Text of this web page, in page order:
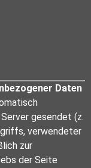
Daten
gesendet (z.
verwendeter
zur
der Seite